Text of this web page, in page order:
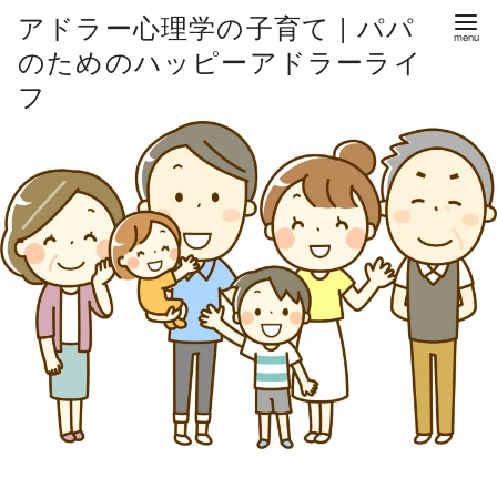
アドラー心理学の子育て | パパ
のためのハッピーアドラーライ
フ